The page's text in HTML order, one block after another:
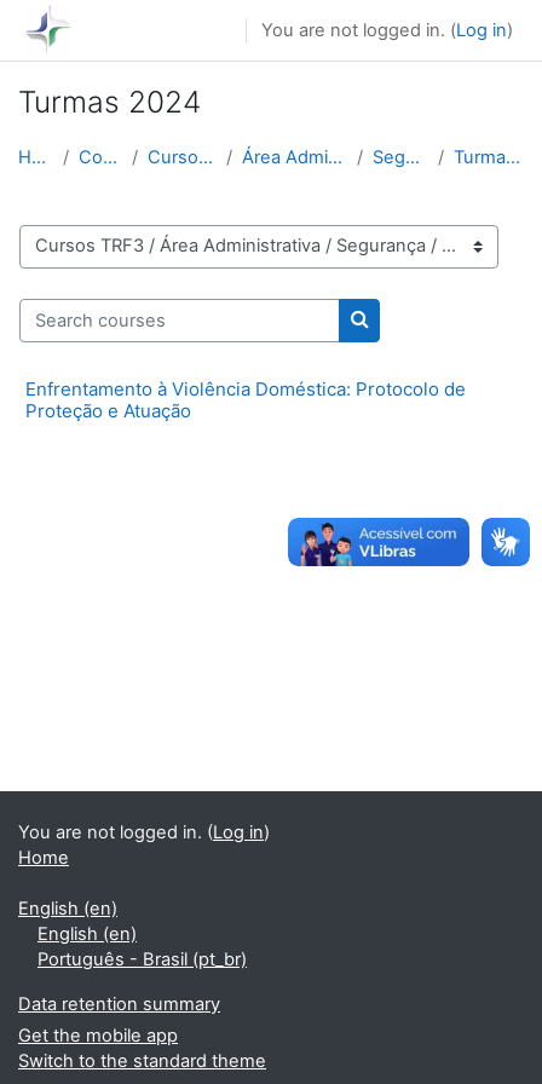
Skip to main content
You are not logged in. (Log in)
Turmas 2024
Home Courses Cursos TRF3 Área Administrativa Segurança Turmas 2024
Course categories
Search courses
Search courses
Enfrentamento à Violência Doméstica: Protocolo de
Proteção e Atuação
You are not logged in. (Log in)
Home
English ‎(en)‎
English ‎(en)‎
Português - Brasil ‎(pt_br)‎
Data retention summary
Get the mobile app
Switch to the standard theme